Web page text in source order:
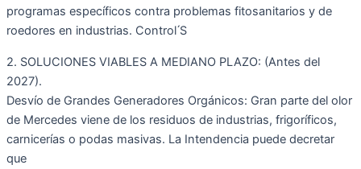
programas específicos contra problemas fitosanitarios y de
roedores en industrias. Control ́S
2. SOLUCIONES VIABLES A MEDIANO PLAZO: (Antes del
2027).
Desvío de Grandes Generadores Orgánicos: Gran parte del olor
de Mercedes viene de los residuos de industrias, frigoríficos,
carnicerías o podas masivas. La Intendencia puede decretar
que